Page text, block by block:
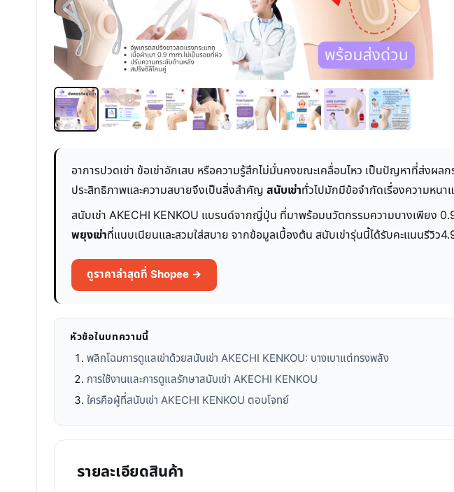
อาการปวดเข่า ข้อเข่าอักเสบ หรือความรู้สึกไม่มั่นคงขณะเคลื่อนไหว เป็นปัญหาที่ส่ง
ประสิทธิภาพและความสบายจึงเป็นสิ่งสำคัญ สนับเข่าทั่วไปมักมีข้อจำกัดเรื่องความหนา
สนับเข่า AKECHI KENKOU แบรนด์จากญี่ปุ่น ที่มาพร้อมนวัตกรรมความบางเพียง
พยุงเข่าที่แนบเนียนและสวมใส่สบาย จากข้อมูลเบื้องต้น สนับเข่ารุ่นนี้ได้รับคะแนนรีวิ
ดูราคาล่าสุดที่ Shopee →
หัวข้อในบทความนี้
พลิกโฉมการดูแลเข่าด้วยสนับเข่า AKECHI KENKOU: บางเบาแต่ทรงพลัง
การใช้งานและการดูแลรักษาสนับเข่า AKECHI KENKOU
ใครคือผู้ที่สนับเข่า AKECHI KENKOU ตอบโจทย์
รายละเอียดสินค้า